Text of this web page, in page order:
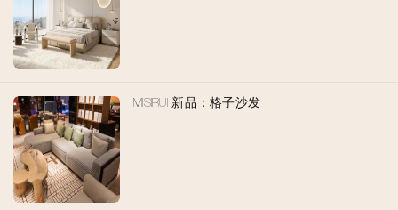
MISIRUI 新品：格子沙发